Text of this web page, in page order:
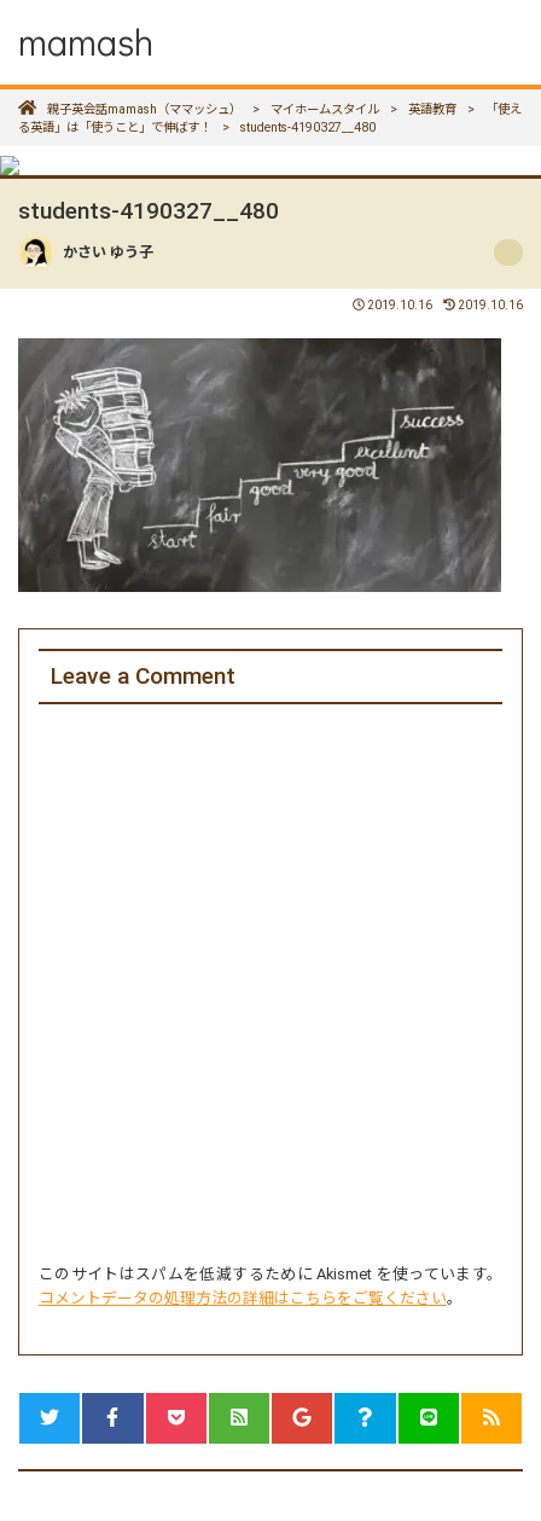
mamash
親子英会話mamash（ママッシュ） > マイホームスタイル > 英語教育 >
「使え
る英語」は「使うこと」で伸ばす！
> students-4190327__480
students-4190327__480
かさい ゆう子
2019.10.16 2019.10.16
Leave a Comment
このサイトはスパムを低減するために Akismet を使っています。
コメントデータの処理方法の詳細はこちらをご覧ください。